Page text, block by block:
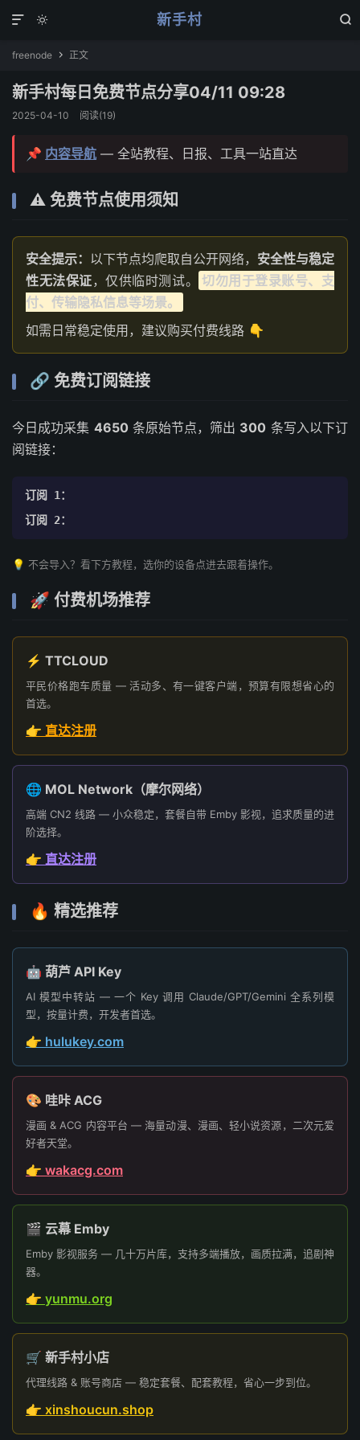
新手村 


freenode  正文
新手村每日免费节点分享04/11 09:28
2025-04-10 阅读(19)
📌 内容导航 — 全站教程、日报、工具一站直达
⚠️ 免费节点使用须知
安全提示： 以下节点均爬取自公开网络， 安全性与稳定
性无法保证，仅供临时测试。
切勿用于登录账号、支
付、传输隐私信息等场景。
如需日常稳定使用，建议购买付费线路 👇
🔗 免费订阅链接
今日成功采集 4650条原始节点，筛出 300 条写入以下订
阅链接：
订阅 1：
订阅 2：
💡 不会导入？看下方教程，选你的设备点进去跟着操作。
🚀 付费机场推荐
⚡ TTCLOUD
平民价格跑车质量 — 活动多、有一键客户端，预算有限想省心的
首选。
👉 直达注册
🌐 MOL Network（摩尔网络）
高端 CN2 线路 — 小众稳定，套餐自带 Emby 影视，追求质量的进
阶选择。
👉 直达注册
🔥 精选推荐
🤖 葫芦 API Key
AI 模型中转站 — 一个 Key 调用 Claude/GPT/Gemini 全系列模
型，按量计费，开发者首选。
👉 hulukey.com
🎨 哇咔 ACG
漫画 & ACG 内容平台 — 海量动漫、漫画、轻小说资源，二次元爱
好者天堂。
👉 wakacg.com
🎬 云幕 Emby
Emby 影视服务 — 几十万片库，支持多端播放，画质拉满，追剧神
器。
👉 yunmu.org
🛒 新手村小店
代理线路 & 账号商店 — 稳定套餐、配套教程，省心一步到位。
👉 xinshoucun.shop